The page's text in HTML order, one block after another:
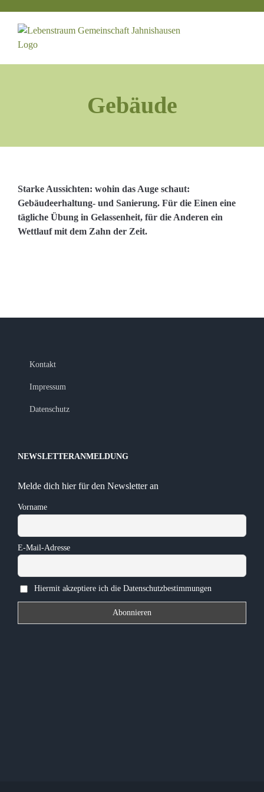
springen
Gebäude
Starke Aussichten: wohin das Auge schaut:
Gebäudeerhaltung- und Sanierung. Für die Einen eine
tägliche Übung in Gelassenheit, für die Anderen ein
Wettlauf mit dem Zahn der Zeit.
Kontakt
Impressum
Datenschutz
NEWSLETTERANMELDUNG
Melde dich hier für den Newsletter an
Vorname
E-Mail-Adresse
Hiermit akzeptiere ich die Datenschutzbestimmungen